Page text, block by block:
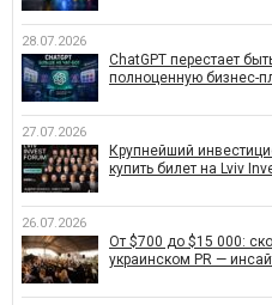
28.07.2026
ChatGPT перестает
полноценную бизнес-
27.07.2026
Крупнейший
купить билет на Lviv
26.07.2026
От $700 до $15 000:
украинском PR —